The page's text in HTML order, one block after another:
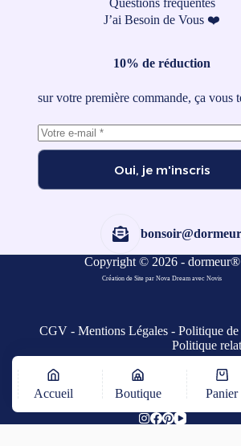
Questions fréquentes
J’ai Besoin de Vous ❤️
10% de réduction
sur votre première commande, ça vous
Oui, je m'inscris
Copyright © 2026 - dormeur®
Création de Site par Nova Dream avecNovis
CGV -Mentions Légales -Politique
Politique
Accueil Boutique Panier